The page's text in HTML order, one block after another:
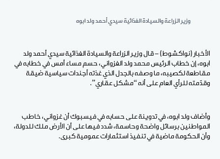
وزير الزراعة والسيادة الغذائية سيدي أحمد ولد ابوه
الأخبار (نواكشوط) - قال وزير الزراعة والسيادة الغذائية سيدي أحمد ولد
ابوه، إن خطاب الرئيس محمد ولد الغزواني، حسم مساء أمس في خطابه في
مقاطعة لكصيبه، ما وصفه بالجدل الذي غذته أجندات سياسية ضيقة
وقدّمته للرأي العام على أنه “مشكل عقاري”.
وأضاف ولد ابوه، في تدوينة على حسابه في فيسبوك أن غزواني، خاطب
المواطنين برسائل واضحة وحاسمة، شدد فيها على أن الأرض ملك للدولة،
وأن الحكومة ماضية في تنفيذ استثمارات عمومية كبرى.